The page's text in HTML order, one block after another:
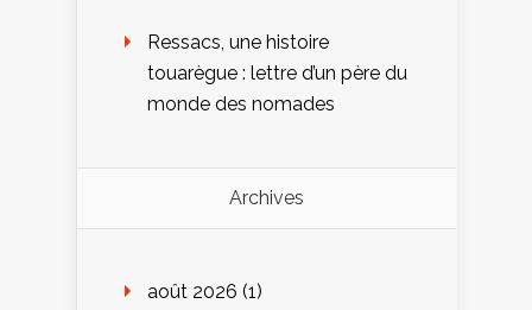
Ressacs, une histoire
touarègue : lettre d’un père du
monde des nomades
Archives
août 2026 (1)